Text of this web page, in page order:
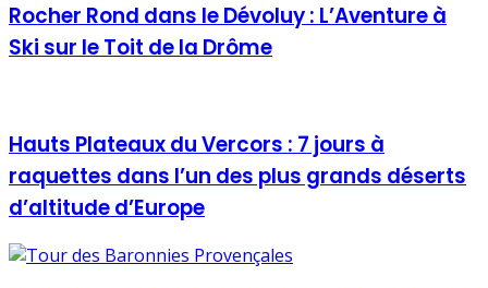
Rocher Rond dans le Dévoluy : L’Aventure à
Ski sur le Toit de la Drôme
Hauts Plateaux du Vercors : 7 jours à
raquettes dans l’un des plus grands déserts
d’altitude d’Europe